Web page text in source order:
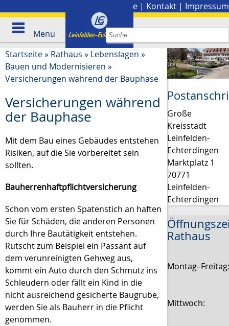
Presse | Kontakt | Impressum
Menü
Startseite» Rathaus » Lebenslagen »
Bauen und Modernisieren »
Versicherungen während der Bauphase
Versicherungen während
der Bauphase
Mit dem Bau eines Gebäudes entstehen
Risiken, auf die Sie vorbereitet sein
sollten.
Bauherrenhaftpflichtversicherung
Schon vom ersten Spatenstich an haften
Sie für Schäden, die anderen Personen
durch Ihre Bautätigkeit entstehen.
Rutscht zum Beispiel ein Passant auf
dem verunreinigten Gehweg aus,
kommt ein Auto durch den Schmutz ins
Schleudern oder fällt ein Kind in die
nicht ausreichend gesicherte Baugrube,
werden Sie als Bauherr in die Pflicht
genommen.
Große
Kreisstadt
Leinfelden-
Echterdingen
Marktplatz 1
70771
Leinfelden-
Echterdingen
Rathaus
Mittwoch: